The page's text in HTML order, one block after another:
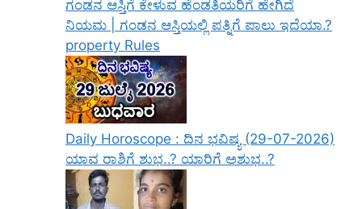
ಗಂಡನ ಆಸ್ತಿಗೆ ಕೇಳುವ ಹೆಂಡತಿಯರಿಗೆ ಹೇಗಿದೆ
ನಿಯಮ | ಗಂಡನ ಆಸ್ತಿಯಲ್ಲಿ ಪತ್ನಿಗೆ ಪಾಲು ಇದೆಯಾ.?
property Rules
Daily Horoscope : ದಿನ ಭವಿಷ್ಯ (29-07-2026)
ಯಾವ ರಾಶಿಗೆ ಶುಭ..? ಯಾರಿಗೆ ಅಶುಭ..?